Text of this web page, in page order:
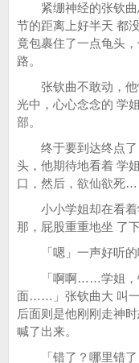
紧绷神经的张钦曲
节的距离上好半天 都
竟包裹住了一点龟头
路。
张钦曲不敢动，他
光中，心心念念的 学
部。
终于要到达终点了
头，他期待地看着 学
口，然后，欲仙欲死
小小学姐却在看着
那，屁股重重地坐 了下
「嗯」一声好听的
「啊啊……学姐，
面……」张钦曲大 叫一
后面则是他刚刚走神
喊了出来。
「错了？哪里错了